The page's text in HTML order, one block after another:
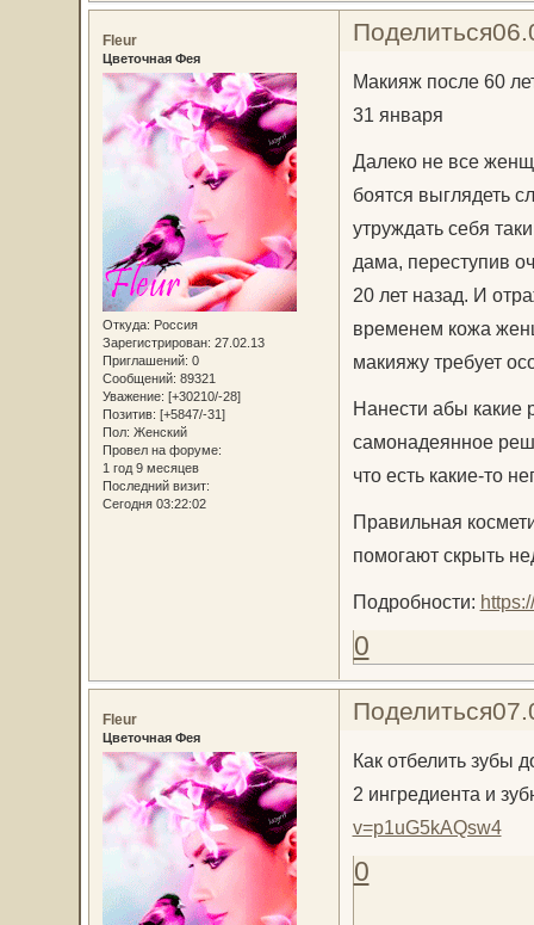
Поделиться
Fleur
Цветочная Фея
Откуда: Россия
Зарегистрирован: 27.02.13
Приглашений: 0
Сообщений: 89321
Уважение: [+30210/-28]
Позитив: [+5847/-31]
Пол: Женский
Провел на форуме:
1 год 9 месяцев
Последний визит:
Сегодня 03:22:02
Макияж после 60
31 января
Далеко не все
боятся выглядеть
утруждать себя
дама, переступив
20 лет назад. И
временем кожа
макияжу требует
Нанести абы какие
самонадеянное
что есть какие-то
Правильная
помогают скрыть
Подробности:
0
Поделиться
Fleur
Цветочная Фея
Как отбелить зубы
2 ингредиента и
v=p1uG5kAQsw4
0